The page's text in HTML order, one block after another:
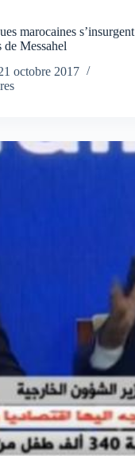
marocaines s’insurgent
de Messahel
octobre 2017